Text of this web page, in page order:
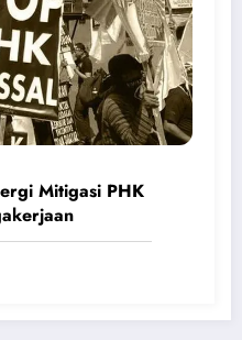
Mitigasi PHK